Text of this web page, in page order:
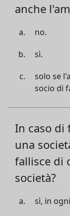
anche
no.
sì.
solo se
socio di
In caso di
una
fallisce di
società?
sì, in